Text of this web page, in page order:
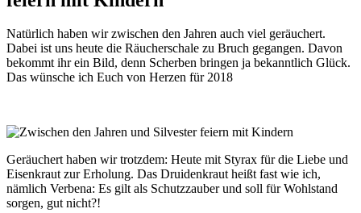
Natürlich haben wir zwischen den Jahren auch viel geräuchert.
Dabei ist uns heute die Räucherschale zu Bruch gegangen. Davon
bekommt ihr ein Bild, denn Scherben bringen ja bekanntlich Glück.
Das wünsche ich Euch von Herzen für 2018
Geräuchert haben wir trotzdem: Heute mit Styrax für die Liebe und
Eisenkraut zur Erholung. Das Druidenkraut heißt fast wie ich,
nämlich Verbena: Es gilt als Schutzzauber und soll für Wohlstand
sorgen, gut nicht?!